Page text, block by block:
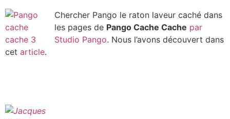
Chercher Pango le raton laveur caché dans
les pages de Pango Cache Cache par
Studio Pango. Nous l’avons découvert dans
cet article.